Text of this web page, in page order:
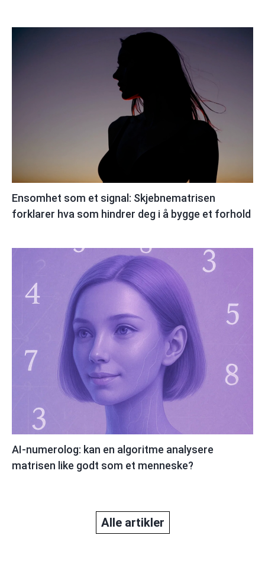
Ensomhet som et signal: Skjebnematrisen
forklarer hva som hindrer deg i å bygge et forhold
AI-numerolog: kan en algoritme analysere
matrisen like godt som et menneske?
Alle artikler